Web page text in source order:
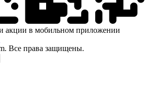
акции в мобильном приложении
Все права защищены.